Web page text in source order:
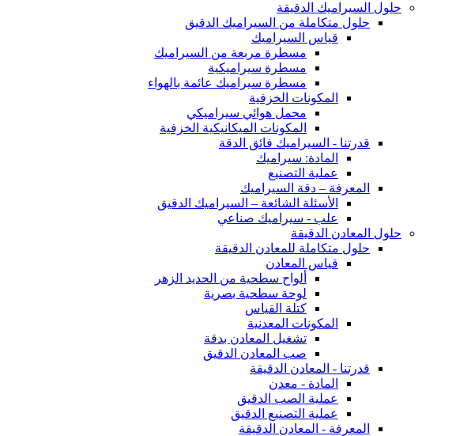
حلول السيراميك الدقيقة
حلول متكاملة من السيراميك الدقيق
قياس السيراميك
مسطرة مربعة من السيراميك
مسطرة سيراميكية
مسطرة سيراميك عائمة بالهواء
المكونات الخزفية
محمل هوائي سيراميكي
المكونات الميكانيكية الخزفية
قدرتنا - السيراميك فائق الدقة
المادة: سيراميك
عملية التصنيع
المعرفة – دقة السيراميك
الأسئلة الشائعة – السيراميك الدقيق
علب - سيراميك صناعي
حلول المعادن الدقيقة
حلول متكاملة للمعادن الدقيقة
قياس المعادن
ألواح سطحية من الحديد الزهر
لوحة سطحية بصرية
كتلة القياس
المكونات المعدنية
تشغيل المعادن بدقة
صب المعادن الدقيق
قدرتنا - المعادن الدقيقة
المادة - معدن
عملية الصب الدقيق
عملية التصنيع الدقيق
المعرفة - المعادن الدقيقة